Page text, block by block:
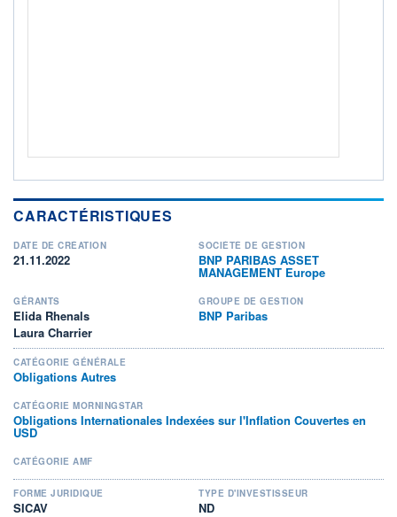
2/7
+ PORTEFEUILLE + LISTE
CARACTÉRISTIQUES
DATE DE CRÉATION
21.11.2022
SOCIÉTÉ DE GESTION
BNP PARIBAS ASSET
MANAGEMENT Europe
GÉRANTS
Elida Rhenals
Laura Charrier
GROUPE DE GESTION
BNP Paribas
CATÉGORIE GÉNÉRALE
Obligations Autres
CATÉGORIE MORNINGSTAR
Obligations Internationales Indexées sur l'Inflation Couvertes en
USD
CATÉGORIE AMF
FORME JURIDIQUE
SICAV
TYPE D'INVESTISSEUR
ND